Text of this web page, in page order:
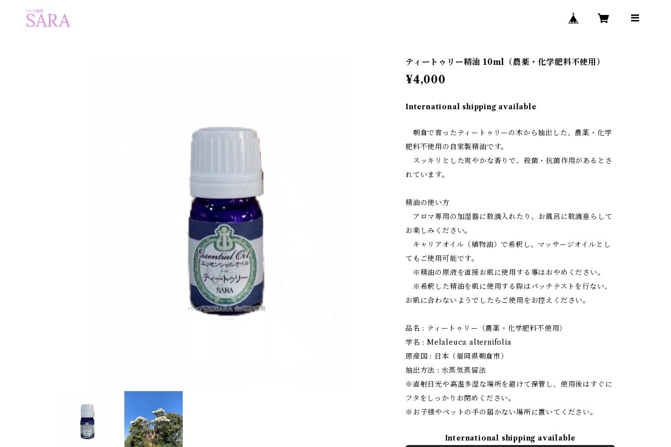
ティートゥリー精油 10ml（農薬・化学肥料不使用）
¥4,000
International shipping available
朝倉で育ったティートゥリーの木から抽出した、農薬・化学
肥料不使用の自家製精油です。
スッキリとした爽やかな香りで、殺菌・抗菌作用があるとさ
れています。
精油の使い方
アロマ専用の加湿器に数滴入れたり、お風呂に数滴垂らして
お楽しみください。
キャリアオイル（植物油）で希釈し、マッサージオイルとし
てもご使用可能です。
※精油の原液を直接お肌に使用する事はおやめください。
※希釈した精油を肌に使用する際はパッチテストを行ない、
お肌に合わないようでしたらご使用をお控えください。
品名 : ティートゥリー（農薬・化学肥料不使用）
学名 : Melaleuca alternifolia
原産国 : 日本（福岡県朝倉市）
抽出方法 : 水蒸気蒸留法
※直射日光や高温多湿な場所を避けて保管し、使用後はすぐに
フタをしっかりお閉めください。
※お子様やペットの手の届かない場所に置いてください。
International shipping available